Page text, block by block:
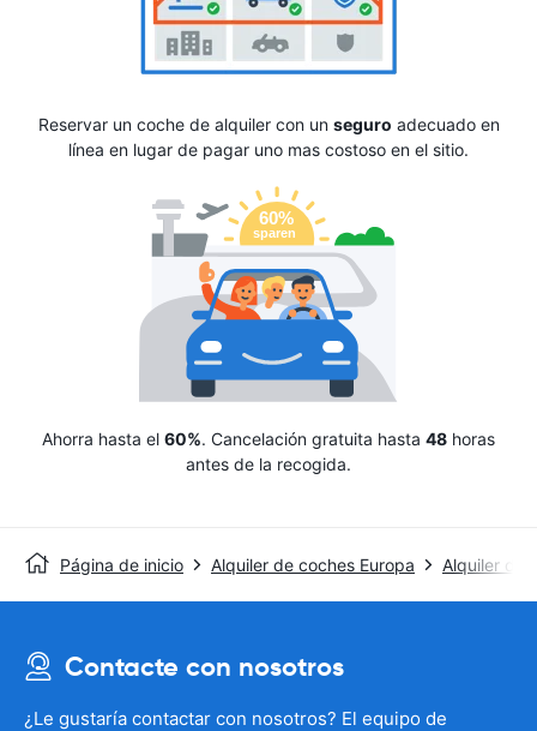
Reservar un coche de alquiler con un seguro adecuado en
línea en lugar de pagar uno mas costoso en el sitio.
Ahorra hasta el 60%. Cancelación gratuita hasta 48 horas
antes de la recogida.
Página de inicio Alquiler de coches Europa Alquiler de
Contacte con nosotros
¿Le gustaría contactar con nosotros? El equipo de